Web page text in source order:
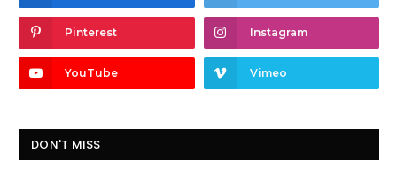
Pinterest Instagram
YouTube Vimeo
DON'T MISS